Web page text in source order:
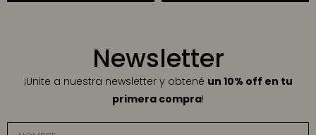
Newsletter
¡Unite a nuestra newsletter y obtené un 10% off en tu
primera compra!